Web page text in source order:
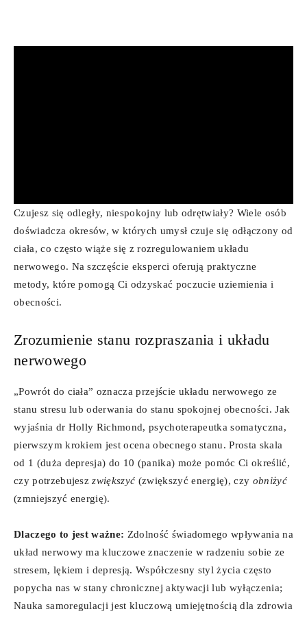
Czujesz się odległy, niespokojny lub odrętwiały? Wiele osób
doświadcza okresów, w których umysł czuje się odłączony od
ciała, co często wiąże się z rozregulowaniem układu
nerwowego. Na szczęście eksperci oferują praktyczne
metody, które pomogą Ci odzyskać poczucie uziemienia i
obecności.
Zrozumienie stanu rozpraszania i układu
nerwowego
„Powrót do ciała” oznacza przejście układu nerwowego ze
stanu stresu lub oderwania do stanu spokojnej obecności. Jak
wyjaśnia dr Holly Richmond, psychoterapeutka somatyczna,
pierwszym krokiem jest ocena obecnego stanu. Prosta skala
od 1 (duża depresja) do 10 (panika) może pomóc Ci określić,
czy potrzebujeszzwiększyć (zwiększyć energię), czy obniżyć
(zmniejszyć energię).
Dlaczego to jest ważne: Zdolność świadomego wpływania na
układ nerwowy ma kluczowe znaczenie w radzeniu sobie ze
stresem, lękiem i depresją. Współczesny styl życia często
popycha nas w stany chronicznej aktywacji lub wyłączenia;
Nauka samoregulacji jest kluczową umiejętnością dla zdrowia